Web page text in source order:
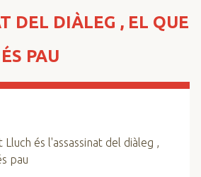
DEL DIÀLEG , EL QUE
PAU
és l'assassinat del diàleg ,
pau